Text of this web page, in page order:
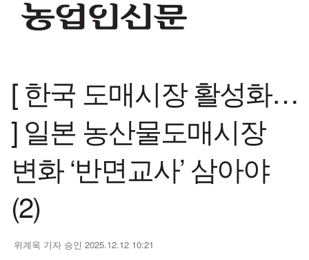
[ 한국 도매시장 활성화…
] 일본 농산물도매시장
변화 ‘반면교사’ 삼아야
(2)
위계욱 기자 승인 2025.12.12 10:21